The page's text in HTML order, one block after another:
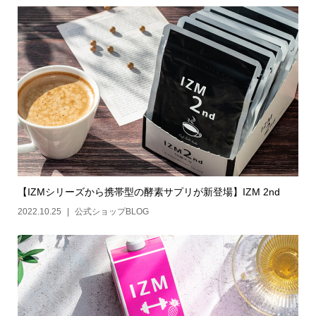
【IZMシリーズから携帯型の酵素サプリが新登場】IZM 2nd
2022.10.25 公式ショップBLOG